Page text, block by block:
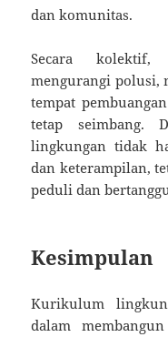
dan komunitas.
Secara
mengurangi polusi,
tempat
tetap seimbang.
lingkungan tidak
dan keterampilan,
peduli dan
Kesimpulan
Kurikulum
dalam